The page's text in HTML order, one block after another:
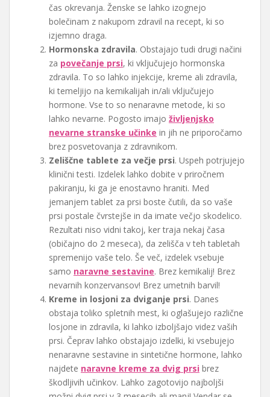
čas okrevanja. Ženske se lahko izognejo
bolečinam z nakupom zdravil na recept, ki so
izjemno draga.
Hormonska zdravila. Obstajajo tudi drugi načini
za povečanje prsi, ki vključujejo hormonska
zdravila. To so lahko injekcije, kreme ali zdravila,
ki temeljijo na kemikalijah in/ali vključujejo
hormone. Vse to so nenaravne metode, ki so
lahko nevarne. Pogosto imajo življenjsko
nevarne stranske učinke in jih ne priporočamo
brez posvetovanja z zdravnikom.
Zeliščne tablete za večje prsi. Uspeh potrjujejo
klinični testi. Izdelek lahko dobite v priročnem
pakiranju, ki ga je enostavno hraniti. Med
jemanjem tablet za prsi boste čutili, da so vaše
prsi postale čvrstejše in da imate večjo skodelico.
Rezultati niso vidni takoj, ker traja nekaj časa
(običajno do 2 meseca), da zelišča v teh tabletah
spremenijo vaše telo. Še več, izdelek vsebuje
samo naravne sestavine. Brez kemikalij! Brez
nevarnih konzervansov! Brez umetnih barvil!
Kreme in losjoni za dviganje prsi. Danes
obstaja toliko spletnih mest, ki oglašujejo različne
losjone in zdravila, ki lahko izboljšajo videz vaših
prsi. Čeprav lahko obstajajo izdelki, ki vsebujejo
nenaravne sestavine in sintetične hormone, lahko
najdete naravne kreme za dvig prsi brez
škodljivih učinkov. Lahko zagotovijo najboljši